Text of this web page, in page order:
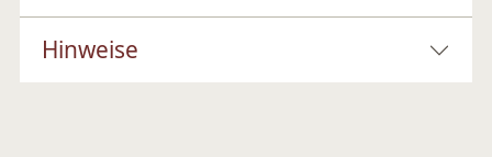
Hinweise